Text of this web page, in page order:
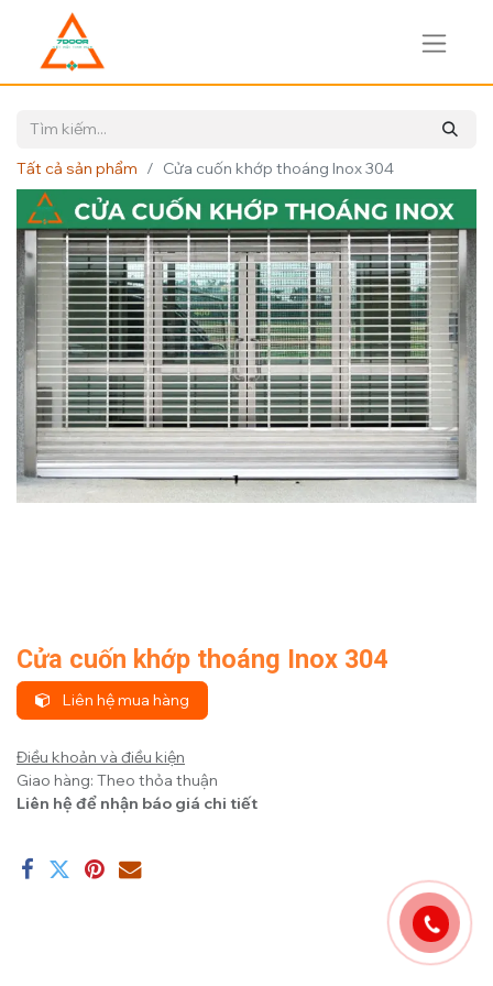
Tất cả sản phẩm Cửa cuốn khớp thoáng Inox 304
Cửa cuốn khớp thoáng Inox 304
Liên hệ mua hàng
Điều khoản và điều kiện
Giao hàng: Theo thỏa thuận
Liên hệ để nhận báo giá chi tiết